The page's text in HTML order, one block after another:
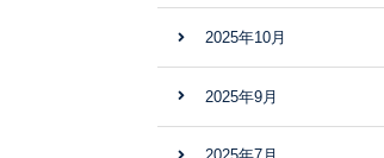
2025年10月
2025年9月